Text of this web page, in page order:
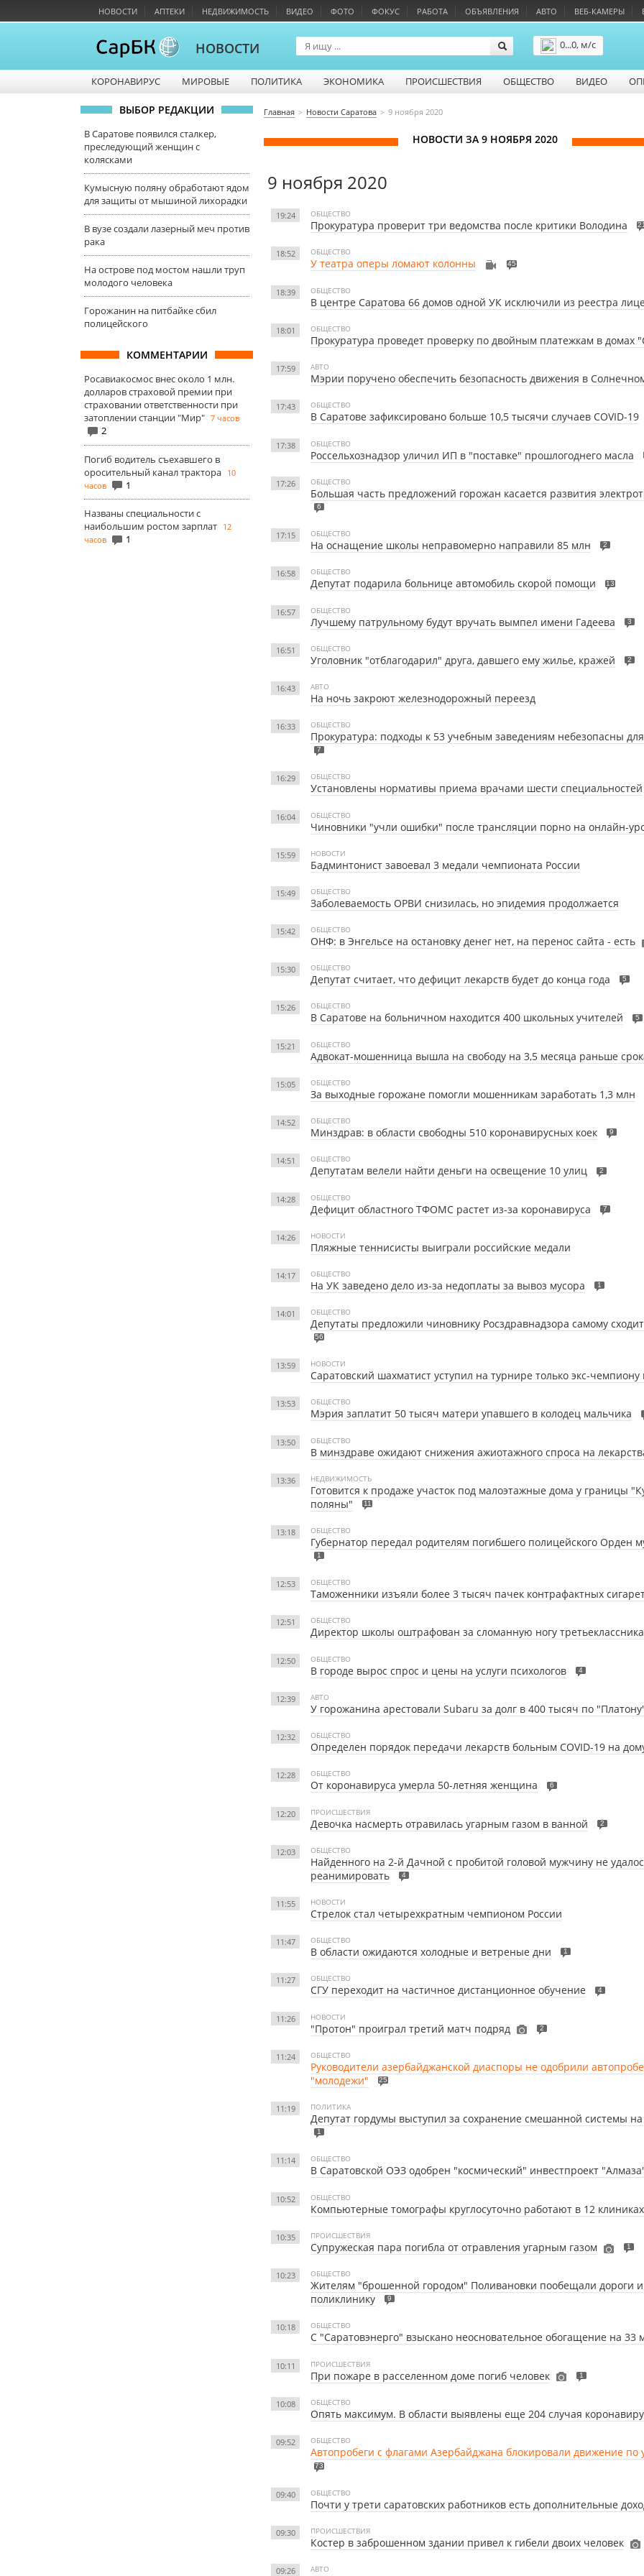
НОВОСТИ АПТЕКИ НЕДВИЖИМОСТЬ ВИДЕО ФОТО ФОКУС РАБОТА ОБЪЯВЛЕНИЯ АВТО ВЕБ-КАМЕРЫ
НОВОСТИ
0...0, м/с
КОРОНАВИРУС МИРОВЫЕ ПОЛИТИКА ЭКОНОМИКА ПРОИСШЕСТВИЯ ОБЩЕСТВО ВИДЕО
ВЫБОР РЕДАКЦИИ
В Саратове появился сталкер,
преследующий женщин с
колясками
Кумысную поляну обработают ядом
для защиты от мышиной лихорадки
В вузе создали лазерный меч против
рака
На острове под мостом нашли труп
молодого человека
Горожанин на питбайке сбил
полицейского
КОММЕНТАРИИ
Росавиакосмос внес около 1 млн.
долларов страховой премии при
страховании ответственности при
затоплении станции "Мир" 7 часов
2
Погиб водитель съехавшего в
оросительный канал трактора 10
часов
1
Названы специальности с
наибольшим ростом зарплат 12
часов
1
Главная Новости Саратова 9 ноября 2020
НОВОСТИ ЗА 9 НОЯБРЯ 2020
9 ноября 2020
19:24 ОБЩЕСТВО
Прокуратура проверит три ведомства после критики Володина
18:52 ОБЩЕСТВО
У театра оперы ломают колонны 45
18:39 ОБЩЕСТВО
В центре Саратова 66 домов одной УК исключили из реестра
18:01 ОБЩЕСТВО
Прокуратура проведет проверку по двойным платежкам в домах
17:59 АВТО
Мэрии поручено обеспечить безопасность движения в
17:43 ОБЩЕСТВО
В Саратове зафиксировано больше 10,5 тысячи случаев COVID-19
17:38 ОБЩЕСТВО
Россельхознадзор уличил ИП в "поставке" прошлогоднего масла
17:26 ОБЩЕСТВО
Большая часть предложений горожан касается развития
6
17:15 ОБЩЕСТВО
На оснащение школы неправомерно направили 85 млн 2
16:58 ОБЩЕСТВО
Депутат подарила больнице автомобиль скорой помощи 13
16:57 ОБЩЕСТВО
Лучшему патрульному будут вручать вымпел имени Гадеева 3
16:51 ОБЩЕСТВО
Уголовник "отблагодарил" друга, давшего ему жилье, кражей 2
16:43 АВТО
На ночь закроют железнодорожный переезд
16:33 ОБЩЕСТВО
Прокуратура: подходы к 53 учебным заведениям небезопасны
7
16:29 ОБЩЕСТВО
Установлены нормативы приема врачами шести специальностей
16:04 ОБЩЕСТВО
Чиновники "учли ошибки" после трансляции порно на онлайн-
15:59 НОВОСТИ
Бадминтонист завоевал 3 медали чемпионата России
15:49 ОБЩЕСТВО
Заболеваемость ОРВИ снизилась, но эпидемия продолжается
15:42 ОБЩЕСТВО
ОНФ: в Энгельсе на остановку денег нет, на перенос сайта - есть
15:30 ОБЩЕСТВО
Депутат считает, что дефицит лекарств будет до конца года 5
15:26 ОБЩЕСТВО
В Саратове на больничном находится 400 школьных учителей 5
15:21 ОБЩЕСТВО
Адвокат-мошенница вышла на свободу на 3,5 месяца раньше
15:05 ОБЩЕСТВО
За выходные горожане помогли мошенникам заработать 1,3 млн
14:52 ОБЩЕСТВО
Минздрав: в области свободны 510 коронавирусных коек 9
14:51 ОБЩЕСТВО
Депутатам велели найти деньги на освещение 10 улиц 2
14:28 ОБЩЕСТВО
Дефицит областного ТФОМС растет из-за коронавируса 7
14:26 НОВОСТИ
Пляжные теннисисты выиграли российские медали
14:17 ОБЩЕСТВО
На УК заведено дело из-за недоплаты за вывоз мусора 1
14:01 ОБЩЕСТВО
Депутаты предложили чиновнику Росздравнадзора самому
56
13:59 НОВОСТИ
Саратовский шахматист уступил на турнире только экс-
13:53 ОБЩЕСТВО
Мэрия заплатит 50 тысяч матери упавшего в колодец мальчика
13:50 ОБЩЕСТВО
В минздраве ожидают снижения ажиотажного спроса на
13:36 НЕДВИЖИМОСТЬ
Готовится к продаже участок под малоэтажные дома у границы
поляны"
11
13:18 ОБЩЕСТВО
Губернатор передал родителям погибшего полицейского Орден
1
12:53 ОБЩЕСТВО
Таможенники изъяли более 3 тысяч пачек контрафактных
12:51 ОБЩЕСТВО
Директор школы оштрафован за сломанную ногу третьеклассника
12:50 ОБЩЕСТВО
В городе вырос спрос и цены на услуги психологов 4
12:39 АВТО
У горожанина арестовали Subaru за долг в 400 тысяч по
12:32 ОБЩЕСТВО
Определен порядок передачи лекарств больным COVID-19 на
12:28 ОБЩЕСТВО
От коронавируса умерла 50-летняя женщина 6
12:20 ПРОИСШЕСТВИЯ
Девочка насмерть отравилась угарным газом в ванной 2
12:03 ОБЩЕСТВО
Найденного на 2-й Дачной с пробитой головой мужчину не
реанимировать
4
11:55 НОВОСТИ
Стрелок стал четырехкратным чемпионом России
11:47 ОБЩЕСТВО
В области ожидаются холодные и ветреные дни 1
11:27 ОБЩЕСТВО
СГУ переходит на частичное дистанционное обучение 4
11:26 НОВОСТИ
"Протон" проиграл третий матч подряд 2
11:24 ОБЩЕСТВО
Руководители азербайджанской диаспоры не одобрили
"молодежи"
25
11:19 ПОЛИТИКА
Депутат гордумы выступил за сохранение смешанной системы
1
11:14 ОБЩЕСТВО
В Саратовской ОЭЗ одобрен "космический" инвестпроект
10:52 ОБЩЕСТВО
Компьютерные томографы круглосуточно работают в 12 клиниках
10:35 ПРОИСШЕСТВИЯ
Супружеская пара погибла от отравления угарным газом 1
10:23 ОБЩЕСТВО
Жителям "брошенной городом" Поливановки пообещали дороги и
поликлинику
9
10:18 ОБЩЕСТВО
С "Саратовэнерго" взыскано неосновательное обогащение на 33
10:11 ПРОИСШЕСТВИЯ
При пожаре в расселенном доме погиб человек 1
10:08 ОБЩЕСТВО
Опять максимум. В области выявлены еще 204 случая
09:52 ОБЩЕСТВО
Автопробеги с флагами Азербайджана блокировали движение по
73
09:40 ОБЩЕСТВО
Почти у трети саратовских работников есть дополнительные
09:30 ПРОИСШЕСТВИЯ
Костер в заброшенном здании привел к гибели двоих человек
09:26 АВТО